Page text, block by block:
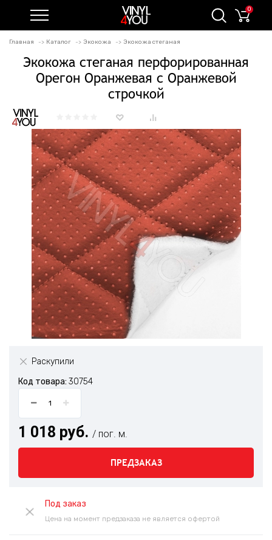
0
Главная Каталог Экокожа Экокожа стеганая
Экокожа стеганая перфорированная
Орегон Оранжевая с Оранжевой
строчкой
Раскупили
Код товара: 30754
1 018 руб. / пог. м.
ПРЕДЗАКАЗ
Под заказ
Цена на момент предзаказа не является офертой